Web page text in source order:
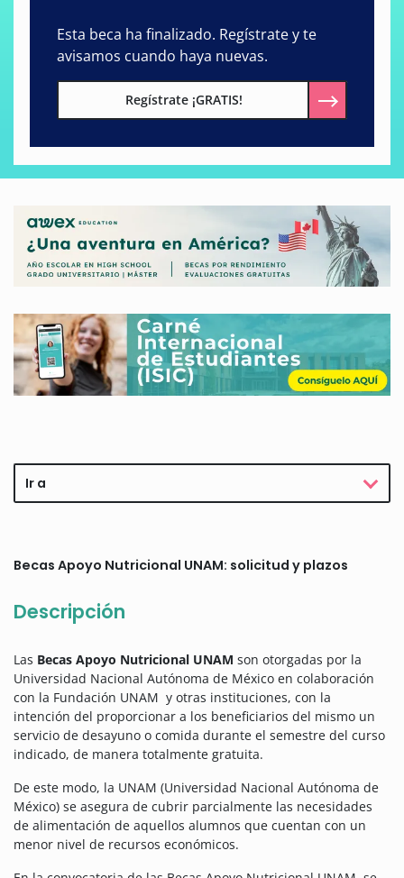
Esta beca ha finalizado. Regístrate y te
avisamos cuando haya nuevas.
Regístrate ¡GRATIS!
Ir a
Becas Apoyo Nutricional UNAM: solicitud y plazos
Descripción
Las Becas Apoyo Nutricional UNAM son otorgadas por la
Universidad Nacional Autónoma de México en colaboración
con la Fundación UNAM y otras instituciones, con la
intención del proporcionar a los beneficiarios del mismo un
servicio de desayuno o comida durante el semestre del curso
indicado, de manera totalmente gratuita.
De este modo, la UNAM (Universidad Nacional Autónoma de
México) se asegura de cubrir parcialmente las necesidades
de alimentación de aquellos alumnos que cuentan con un
menor nivel de recursos económicos.